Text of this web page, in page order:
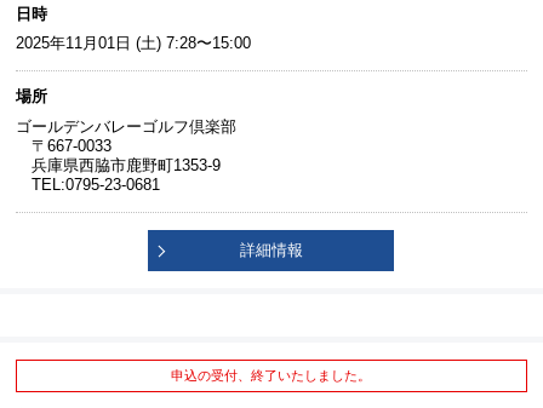
日時
2025年11月01日 (土) 7:28〜15:00
場所
ゴールデンバレーゴルフ倶楽部
〒667-0033
兵庫県西脇市鹿野町1353-9
TEL:0795-23-0681
詳細情報
申込の受付、終了いたしました。